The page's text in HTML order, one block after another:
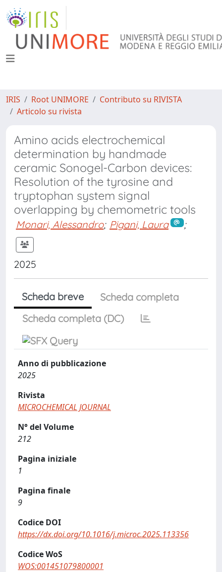
IRIS Root UNIMORE
Contributo su RIVISTA
Articolo su rivista
Amino acids electrochemical
determination by handmade
ceramic Sonogel-Carbon devices:
Resolution of the tyrosine and
tryptophan system signal
overlapping by chemometric tools
Monari, Alessandro; Pigani, Laura ;
2025
Scheda breve
Scheda completa
Scheda completa (DC)
Anno di pubblicazione
2025
Rivista
MICROCHEMICAL JOURNAL
N° del Volume
212
Pagina iniziale
1
Pagina finale
9
Codice DOI
https://dx.doi.org/10.1016/j.microc.2025.113356
Codice WoS
WOS:001451079800001